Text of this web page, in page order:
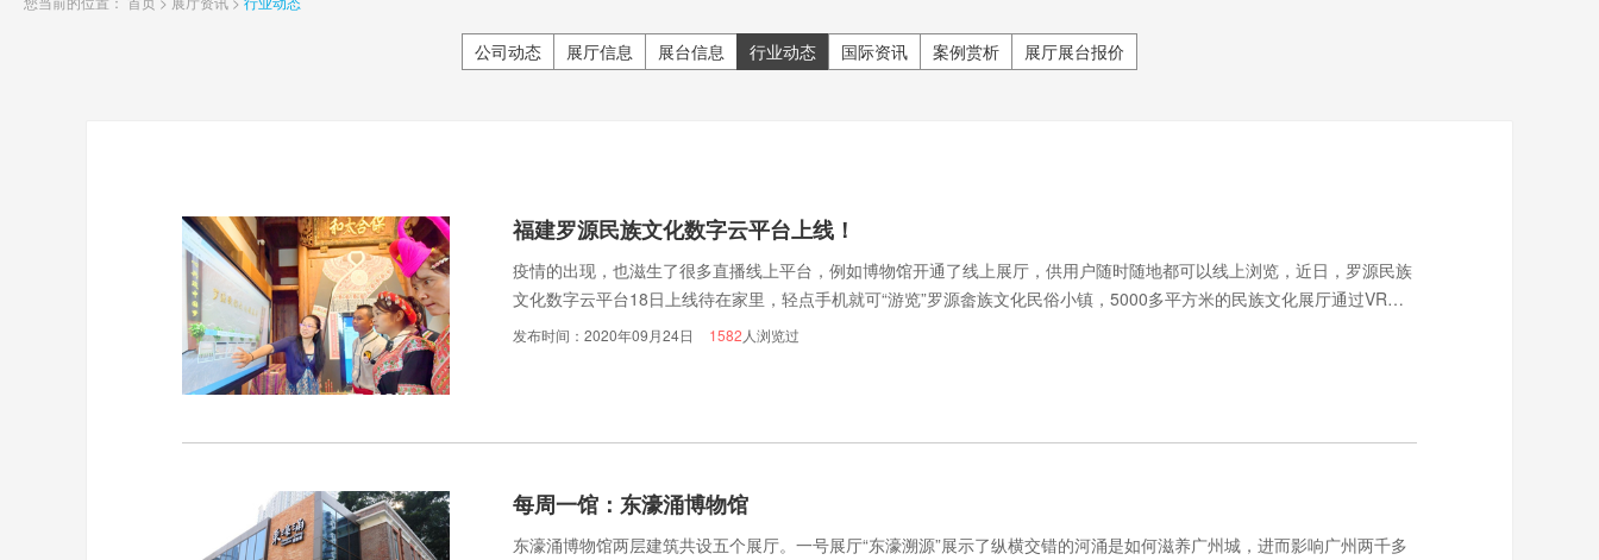
公司动态 展厅信息 展台信息 行业动态 国际资讯 案例赏析 展厅展台报价
福建罗源民族文化数字云平台上线！
疫情的出现，也滋生了很多直播线上平台，例如博物馆开通了线上展厅，供用户随时随地都可以线上浏览，近日，罗源民族
文化数字云平台18日上线待在家里，轻点手机就可“游览”罗源畲族文化民俗小镇，5000多平方米的民族文化展厅通过VR技
术呈现在“云端”，畲家特产网上下单送货到家，利用“民族+ 5G互联网”的创新成果，打造“线上VR展厅+线下实景+电商带
发布时间：2020年09月24日 1582 人浏览过
每周一馆：东濠涌博物馆
东濠涌博物馆两层建筑共设五个展厅。一号展厅“东濠溯源”展示了纵横交错的河涌是如何滋养广州城，进而影响广州两千多